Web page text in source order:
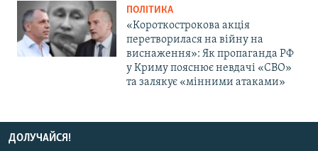
ПОЛІТИКА
«Короткострокова акція
перетворилася на війну на
виснаження»: Як пропаганда РФ
у Криму пояснює невдачі «СВО»
та залякує «мінними атаками»
ДОЛУЧАЙСЯ!